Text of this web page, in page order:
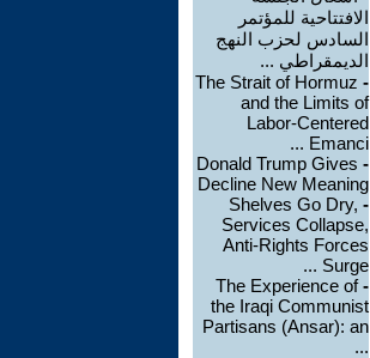
الافتتاحية للمؤتمر
السادس لحزب النهج
الديمقراطي ...
-
The Strait of Hormuz
and the Limits of
Labor-Centered
Emanci ...
-
Donald Trump Gives
Decline New Meaning
-
Shelves Go Dry,
Services Collapse,
Anti-Rights Forces
Surge ...
-
The Experience of
the Iraqi Communist
Partisans (Ansar): an
...